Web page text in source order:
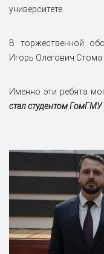
университете.
В торжественной
Игорь Олегович
Именно эти ребята
стал студентом ГомГМУ